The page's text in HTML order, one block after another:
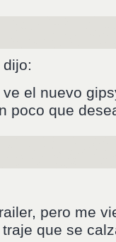
dijo:
el nuevo
poco que
pero me
que se